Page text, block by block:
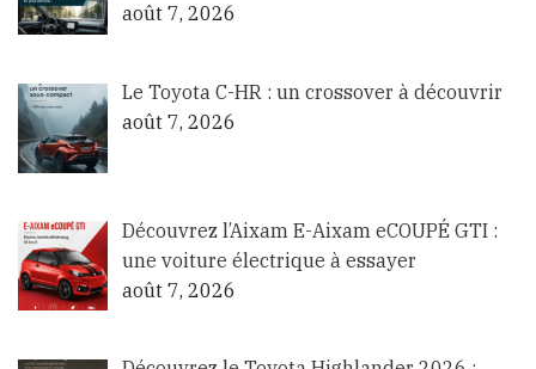
août 7, 2026
Le Toyota C-HR : un crossover à découvrir
août 7, 2026
Découvrez l’Aixam E-Aixam eCOUPÉ GTI :
une voiture électrique à essayer
août 7, 2026